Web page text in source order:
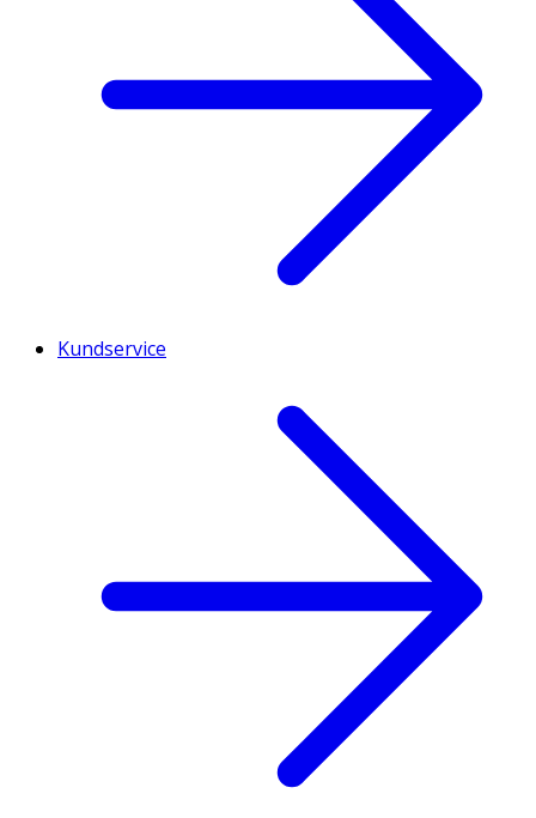
Kundservice